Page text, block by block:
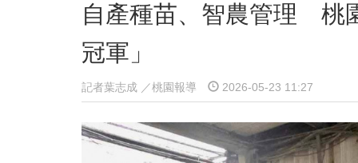
自產種苗、智農管理 桃
冠軍」
記者葉志成 ／桃園報導 2026-05-23 11:27